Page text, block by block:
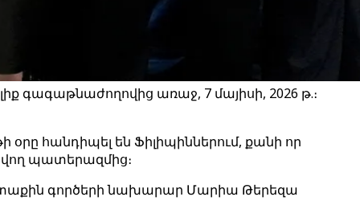
գագաթնաժողովից առաջ, 7 մայիսի, 2026 թ.։
հանդիպել են Ֆիլիպիններում, քանի որ
պատերազմից։
գործերի նախարար Մարիա Թերեզա